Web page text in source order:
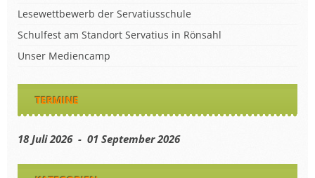
Lesewettbewerb der Servatiusschule
Schulfest am Standort Servatius in Rönsahl
Unser Mediencamp
TERMINE
18 Juli 2026 - 01 September 2026